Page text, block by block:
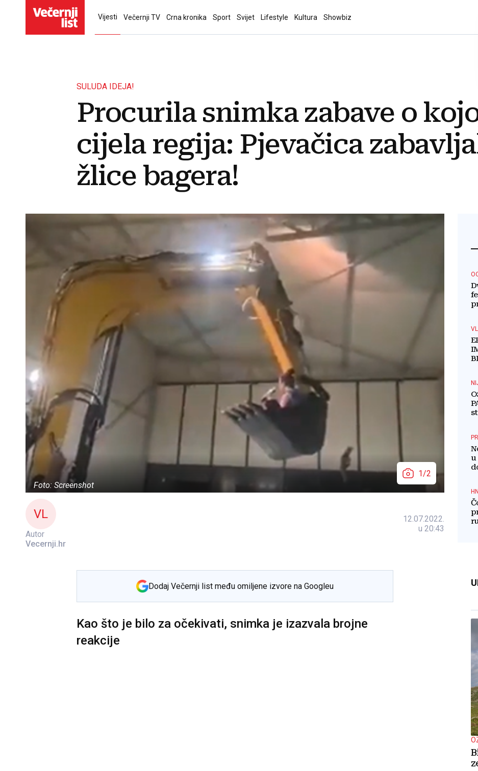
Vijesti Večernji TV Crna kronika Sport Svijet Lifestyle Kultura Showbiz
SULUDA IDEJA!
Procurila snimka zabave o
cijela regija: Pjevačica
žlice bagera!
Foto: Screenshot
1/2
VL
Autor
Vecernji.hr
12.07.2022.
u 20:43
Dodaj Večernji list među omiljene izvore na Googleu
Kao što je bilo za očekivati, snimka je izazvala brojne
reakcije
u